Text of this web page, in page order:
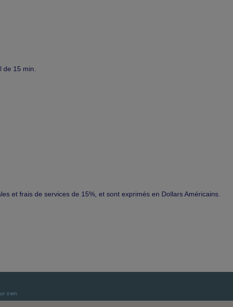
15 min.
et frais de services de 15%, et sont exprimés en Dollars Américains.